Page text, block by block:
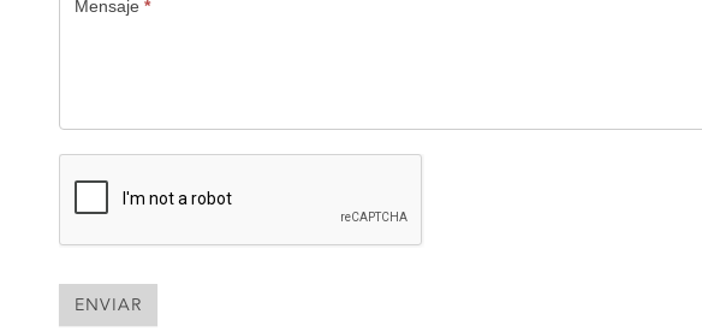
Mensaje *
ENVIAR